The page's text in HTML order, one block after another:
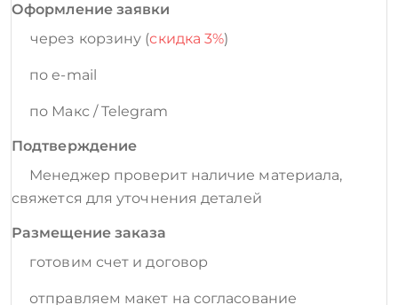
Оформление заявки
через корзину (скидка 3%)
по e-mail
по Макс / Telegram
Подтверждение
Менеджер проверит наличие материала,
свяжется для уточнения деталей
Размещение заказа
готовим счет и договор
отправляем макет на согласование